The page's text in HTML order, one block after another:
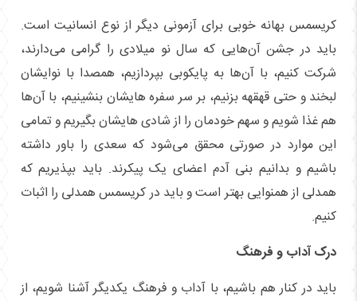
کریسمس بهانه خوبی برای آزمونی دیگر از نوع انسانیت است.
باید در جشن آن‌هایی که سال نو میلادی را گرامی می‌دارند،
شرکت کنیم، با آن‌ها به پایکوبی بپردازیم، همصدا با نوایشان
لبخند و حتی قهقهه بزنیم، بر سر سفره هایشان بنشینیم، با آن‌ها
هم غذا شویم و سهم خودمان را از شادی هایشان بگیریم و تمامی
این موارد در صورتی محقق می‌شود که سعدی را باور داشته
باشیم و بدانیم بنی آدم اعضای یک پیکرند. باید بپذیریم که
همدلی از همنوایی بهتر است و باید در کریسمس همدلی را اثبات
کنیم.
درک آداب و فرهنگ
باید در کنار هم باشیم، با آداب و فرهنگ یکدیگر آشنا شویم، از